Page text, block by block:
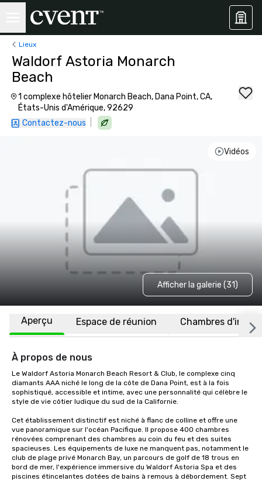
Lieux
Waldorf Astoria Monarch
Beach
1 complexe hôtelier Monarch Beach, Dana Point, CA,
États-Unis d'Amérique, 92629
Contactez-nous
Vidéos
Afficher la galerie (31)
Aperçu Espace de réunion Chambres
À propos de nous
Le Waldorf Astoria Monarch Beach Resort & Club, le complexe cinq
diamants AAA niché le long de la côte de Dana Point, est à la fois
sophistiqué, accessible et intime, avec une personnalité qui célèbre le
style de vie côtier ludique du sud de la Californie.
Cet établissement distinctif est niché à flanc de colline et offre une
vue panoramique sur l'océan Pacifique. Il propose 400 chambres
rénovées comprenant des chambres au coin du feu et des suites
spacieuses. Les équipements de luxe ne manquent pas, notamment le
club de plage privé Monarch Bay, un parcours de golf de 18 trous en
bord de mer, l'expérience immersive du Waldorf Astoria Spa et des
piscines étincelantes dotées de bains à remous à débordement. Sept